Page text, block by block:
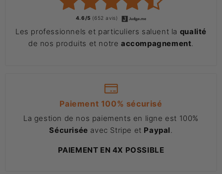
4.6/5 (652 avis)
Les professionnels et particuliers saluent la qualité
de nos produits et notre accompagnement
Paiement 100% sécurisé
La gestion de nos paiements en ligne est 100%
Sécurisée avec Stripe et Paypal
PAIEMENT EN 4X POSSIBLE